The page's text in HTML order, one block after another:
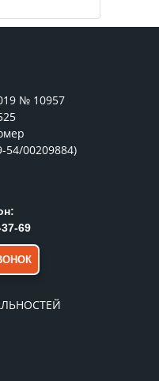
№ 10957
54/00209884)
69